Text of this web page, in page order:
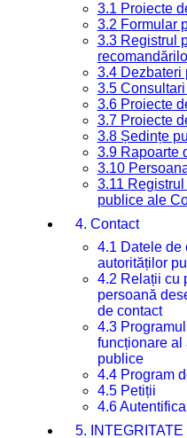
3.1 Proiecte
3.2 Formular
3.3 Registrul
3.4 Dezbateri
3.5
3.6 Proiecte
3.7 Proiecte
3.8 Ședințe
3.9 Rapoarte
3.10
3.11
publice ale
4. Contact
4.1 Datele de
autorităților
4.2 Relații cu
persoană
de contact
4.3
funcționare al
publice
4.4 Program
4.5 Petiții
4.6
5.